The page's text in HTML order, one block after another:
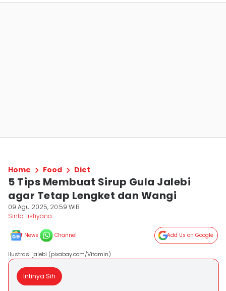
Home Food Diet
5 Tips Membuat Sirup Gula Jalebi
agar Tetap Lengket dan Wangi
09 Agu 2025, 20:59 WIB
Sinta Listiyana
News Channel Add Us on Google
ilustrasi jalebi (pixabay.com/Vitamin)
Intinya Sih